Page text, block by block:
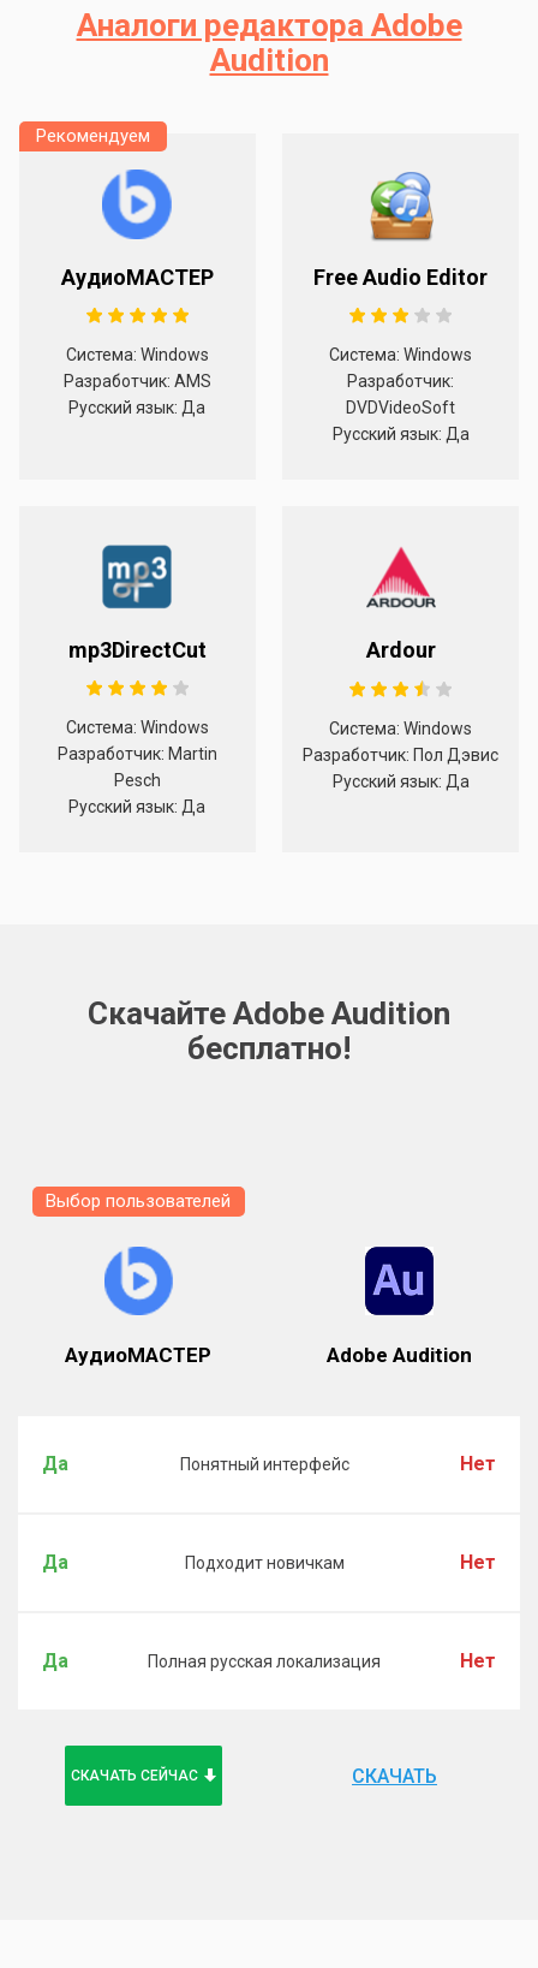
Аналоги редактора Adobe
Audition
Рекомендуем
АудиоМАСТЕР
Система: Windows
Разработчик: AMS
Русский язык: Да
Free Audio Editor
Система: Windows
Разработчик:
DVDVideoSoft
Русский язык: Да
mp3DirectCut
Система: Windows
Разработчик: Martin
Pesch
Русский язык: Да
Ardour
Система: Windows
Разработчик: Пол Дэвис
Русский язык: Да
Скачайте Adobe Audition
бесплатно!
Выбор пользователей
АудиоМАСТЕР Adobe Audition
Да Понятный интерфейс Нет
Да Подходит новичкам Нет
Да Полная русская локализация Нет
СКАЧАТЬ СЕЙЧАС СКАЧАТЬ